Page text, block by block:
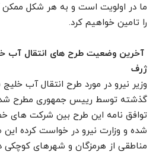
ما در اولویت است و به هر شکل ممکن
را تامین خواهیم کرد.
آخرین وضعیت طرح های انتقال آب
ژرف
وزیر نیرو در مورد طرح انتقال آب
گذشته توسط رییس جمهوری مطرح
توافق نامه این طرح بین شرکت های
شده و وزارت نیرو در خواست کرده
مناطقی از هرمزگان و شهرهای کوچکی